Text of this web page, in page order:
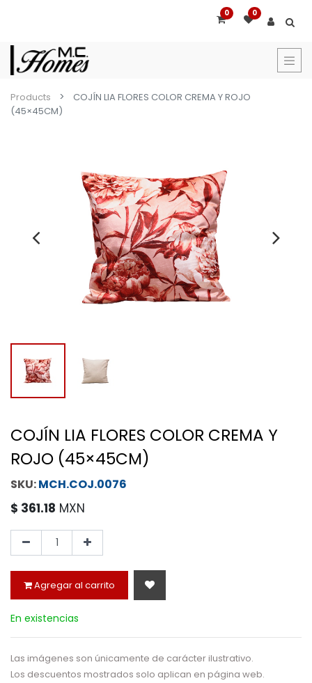
0 0
Products
COJÍN LIA FLORES COLOR CREMA Y ROJO
(45×45CM)
COJÍN LIA FLORES COLOR CREMA Y
ROJO (45×45CM)
MCH.COJ.0076
$ 361.18 MXN
Agregar al carrito
En existencias
Las imágenes son únicamente de carácter ilustrativo.
Los descuentos mostrados solo aplican en página web.